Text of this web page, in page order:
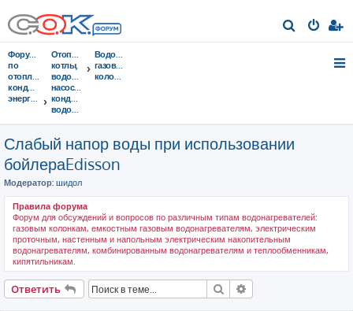
о
Форумы
по
отоплению,
кондиционированию,
энергосбережению
Отопительные
котлы,
водонагреватели,
насосы,
кондиционеры,
водоочистка...
Водонагреватели,
газовые
колонки
Слабый напор воды при использовании
бойлераEdisson
Модератор: шидол
Правила форума
Форум для обсуждений и вопросов по различным типам водонагревателей:
газовым колонкам, емкостным газовым водонагревателям, электрическим
проточным, настенным и напольным электрическим накопительным
водонагревателям, комбинированным водонагревателям и теплообменникам,
кипятильникам.
Ответить Поиск